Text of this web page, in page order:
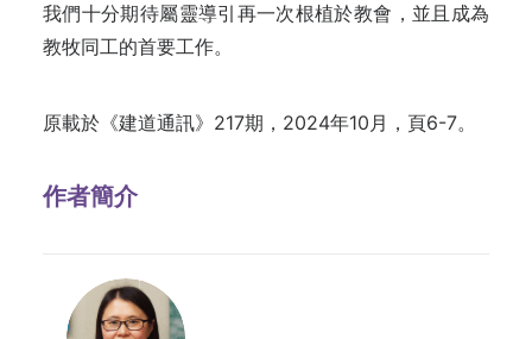
我們十分期待屬靈導引再一次根植於教會，並且成為
教牧同工的首要工作。
原載於《建道通訊》217期，2024年10月，頁6-7。
作者簡介